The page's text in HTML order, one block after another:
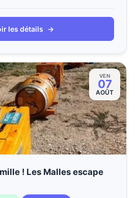
les détails →
VEN
07
AOÛT
! Les Malles escape